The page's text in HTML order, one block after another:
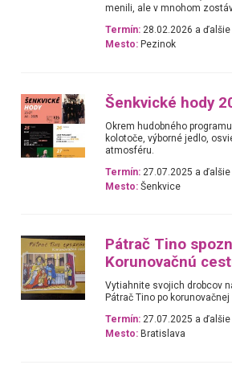
menili, ale v mnohom
Termín: 28.02.2026 a ďalšie
Mesto: Pezinok
Šenkvické hody
Okrem hudobného
kolotoče, výborné jedlo,
atmosféru.
Termín: 27.07.2025 a ďalšie
Mesto: Šenkvice
Pátrač Tino
Korunovačnú
Vytiahnite svojich drobcov
Pátrač Tino po
Termín: 27.07.2025 a ďalšie
Mesto: Bratislava